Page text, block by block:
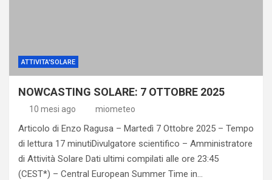
ATTIVITA'SOLARE
NOWCASTING SOLARE: 7 OTTOBRE 2025
10 mesi ago miometeo
Articolo di Enzo Ragusa – Martedì 7 Ottobre 2025 – Tempo
di lettura 17 minutiDivulgatore scientifico – Amministratore
di Attività Solare Dati ultimi compilati alle ore 23:45
(CEST*) – Central European Summer Time in…